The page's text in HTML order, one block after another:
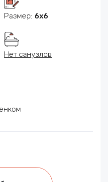
Размер: 6x6
Нет санузлов